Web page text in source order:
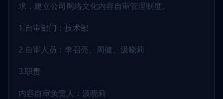
求，建立公司网络文化内容自审管理制度。
1.自审部门：技术部
2.自审人员：李召亮、周健、汲晓莉
3.职责
内容自审负责人：汲晓莉